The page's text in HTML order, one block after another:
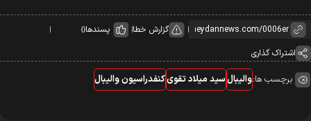
گزارش خطا پسندها0
اشتراک گذاری
برچسب ها:والیبالسید میلاد تقویکنفدراسیون والیبال